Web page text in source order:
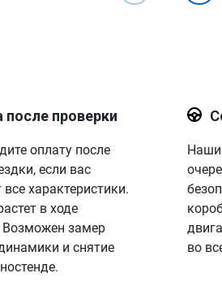
после проверки
оплату после
если вас
характеристики.
в ходе
Возможен замер
и снятие
Наши
во